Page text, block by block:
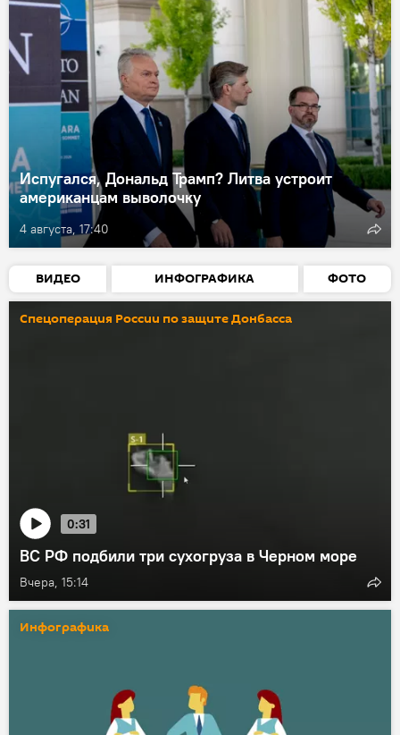
Испугался, Дональд Трамп? Литва устроит
американцам выволочку
4 августа, 17:40
ВИДЕО ИНФОГРАФИКА ФОТО
Вчера, 15:14
Спецоперация России по защите Донбасса
0:31
ВС РФ подбили три сухогруза в Черном море
Инфографика